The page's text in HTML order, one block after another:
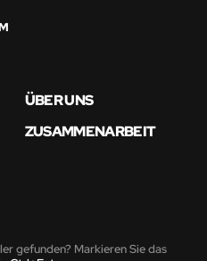
ÜBER UNS
ZUSAMMENARBEIT
gefunden? Markieren Sie das